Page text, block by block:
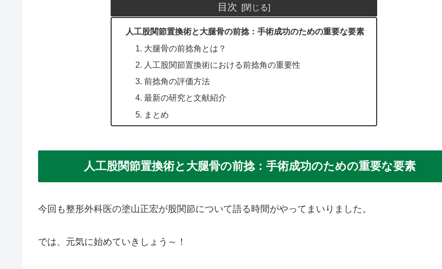
目次
人工股関節置換術と大腿骨の前捻：手術成功のための重要な要素
1. 大腿骨の前捻角とは？
2. 人工股関節置換術における前捻角の重要性
3. 前捻角の評価方法
4. 最新の研究と文献紹介
5. まとめ
人工股関節置換術と大腿骨の前捻：手術成功のための重要な要素
今回も整形外科医の塗山正宏が股関節について語る時間がやってまいりました。
では、元気に始めていきしょう～！